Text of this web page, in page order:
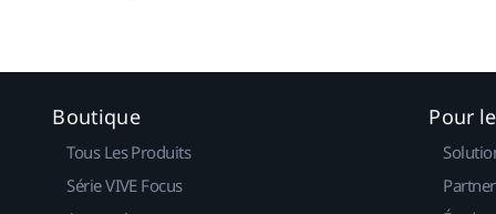
Boutique
Tous Les Produits
Série VIVE Focus
Pour